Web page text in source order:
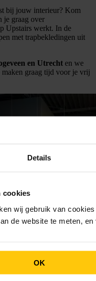
Details
cookies
wij gebruik van
de website te meten,
OK
bij jouw interieur? Kom
je graag over
Upstairs werkt. In de
met trapbekledingen uit
en Utrecht en we
maken graag tijd voor je vrij